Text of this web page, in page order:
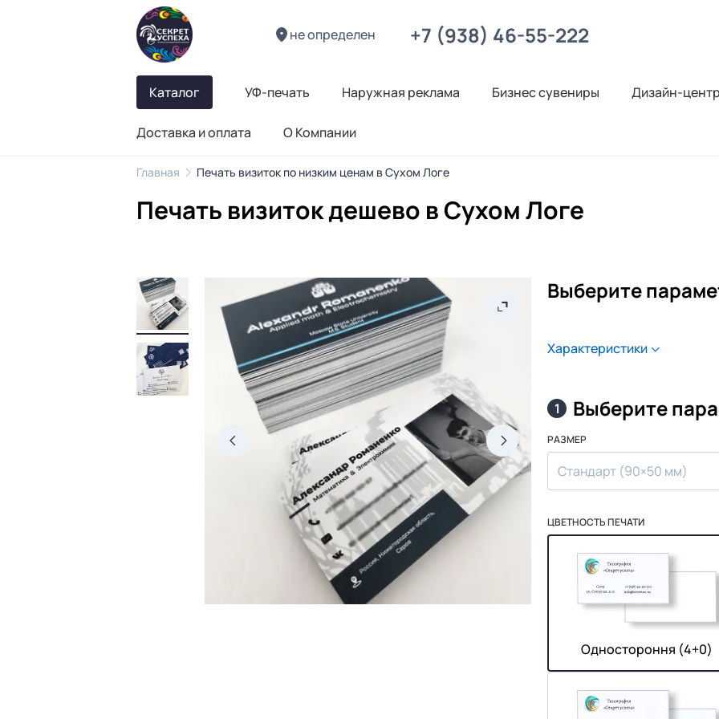
не определен +7 (938) 46-55-222
Каталог УФ-печать Наружная реклама Бизнес сувениры Дизайн-центр
Доставка и оплата О Компании
Главная Печать визиток по низким ценам в Сухом Логе
Печать визиток дешево в Сухом Логе
Выберите
Характеристики
1 Выберите
РАЗМЕР
Стандарт (90×50 мм)
ЦВЕТНОСТЬ ПЕЧАТИ
Одностороння (4+0)